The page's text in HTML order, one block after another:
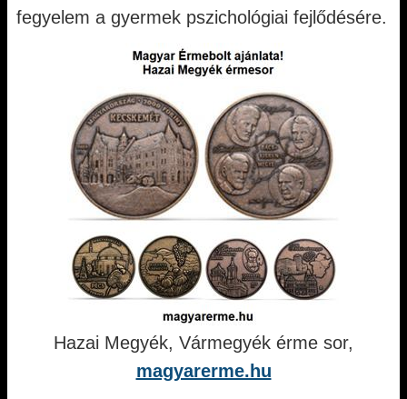
fegyelem a gyermek pszichológiai fejlődésére.
Hazai Megyék, Vármegyék érme sor,
magyarerme.hu